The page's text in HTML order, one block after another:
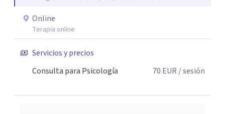
Online
Terapia online
Servicios y precios
Consulta para Psicología
70 EUR / sesión